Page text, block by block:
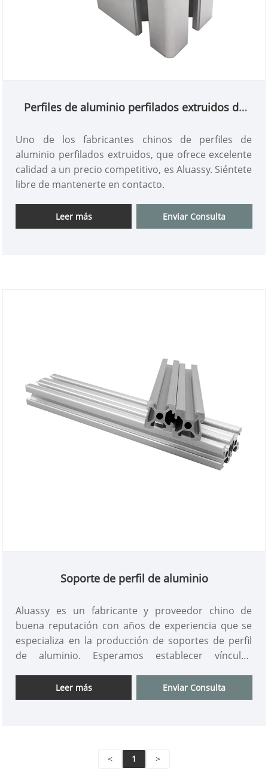
Perfiles de aluminio perfilados extruidos de
Uno de los fabricantes chinos de perfiles de
aluminio perfilados extruidos, que ofrece excelente
calidad a un precio competitivo, es Aluassy. Siéntete
libre de mantenerte en contacto.
Leer más Enviar Consulta
Soporte de perfil de aluminio
Aluassy es un fabricante y proveedor chino de
buena reputación con años de experiencia que se
especializa en la producción de soportes de perfil
de aluminio. Esperamos establecer vínculos
Leer más Enviar Consulta
< 1 >